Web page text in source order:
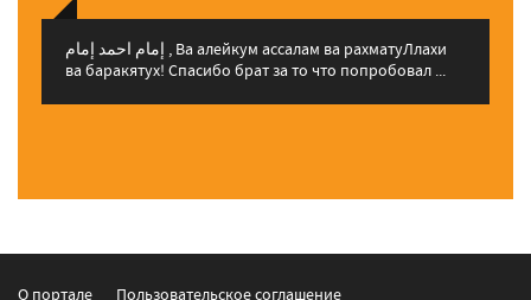
إمام احمد إمام , Ва алейкум ассалам ва рахматуЛлахи
ва баракятух! Спасибо брат за то что попробовал ...
О портале Пользовательское соглашение